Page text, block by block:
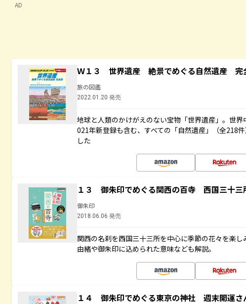
AD
Ｗ１３ 世界遺産 絶景でめぐる自然遺産 完
旅の図鑑
2022.01.20 発売
地球と人類のかけがえのない宝物「世界遺産」。世
021年新登録も含む、すべての「自然遺産」（全218
した
１３ 御朱印でめぐる関西の百寺 西国三十三
御朱印
2018.06.06 発売
関西の名刹を西国三十三所を中心に季節の花々を楽
由緒や御朱印に込められた意味なども解説。
１４ 御朱印でめぐる東京の神社 週末開運